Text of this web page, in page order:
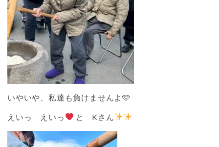
いやいや、私達も負けませんよ🩷
えいっ えいっ と Kさん